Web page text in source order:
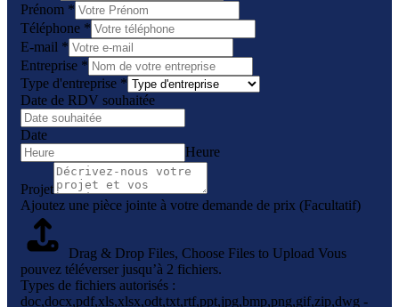
Prénom *
Téléphone *
E-mail *
Entreprise *
Type d'entreprise *
Date de RDV souhaitée
Date
Heure
Projet
Ajoutez une pièce jointe à votre demande de prix (Facultatif)
Drag & Drop Files, Choose Files to Upload Vous
pouvez téléverser jusqu’à 2 fichiers.
Types de fichiers autorisés :
doc,docx,pdf,xls,xlsx,odt,txt,rtf,ppt,jpg,bmp,png,gif,zip,dwg -